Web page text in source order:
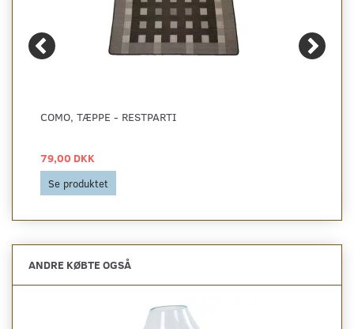
COMO, TÆPPE - RESTPARTI
79,00 DKK
Se produktet
ANDRE KØBTE OGSÅ